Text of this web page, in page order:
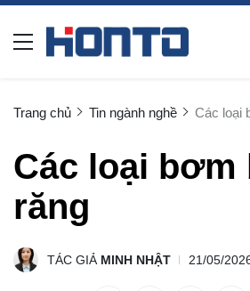
Trang chủ Tin ngành nghề Các loại
Các loại bơm
răng
TÁC GIẢ MINH NHẬT 21/05/